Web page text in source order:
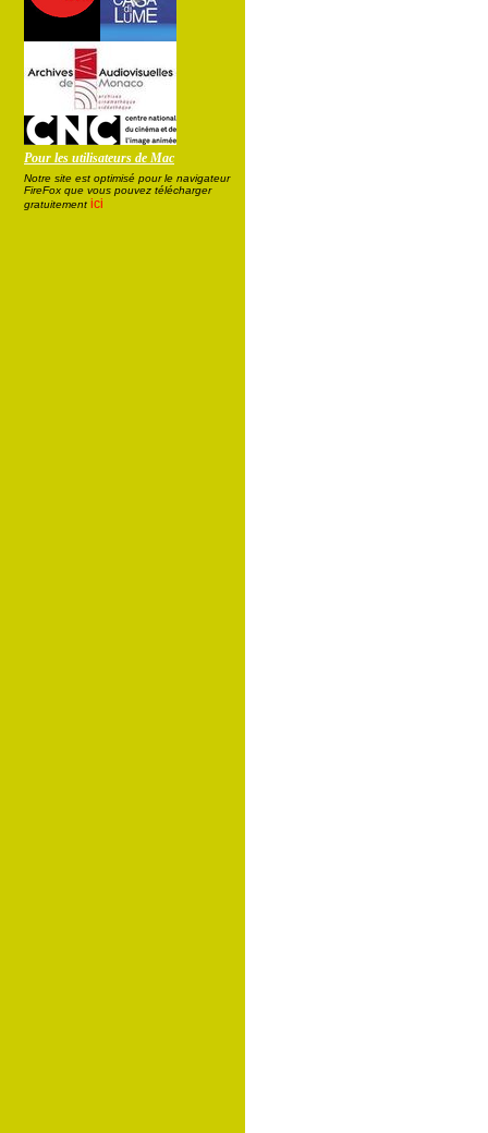
Pour les utilisateurs de Mac
Notre site est optimisé pour le navigateur
FireFox que vous pouvez télécharger
gratuitement ici